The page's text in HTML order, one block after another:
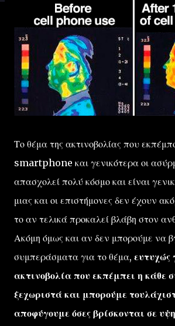
Το θέμα της ακτινοβολίας που
smartphone και γενικότερα οι
απασχολεί πολύ κόσμο και είναι
μιας και οι επιστήμονες δεν έχουν
το αν τελικά προκαλεί βλάβη στον
Ακόμη όμως και αν δεν μπορούμε να
συμπεράσματα για το θέμα, ευτυχώς
ακτινοβολία που εκπέμπει η κάθε
ξεχωριστά και μπορούμε
αποφύγουμε όσες βρίσκονται σε